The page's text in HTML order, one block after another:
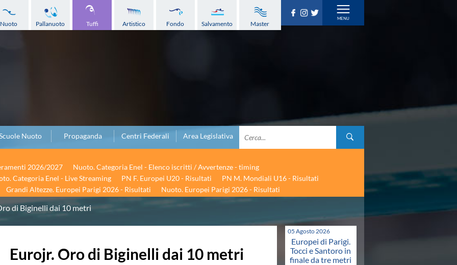
Nuoto Pallanuoto Tuffi Artistico Fondo Salvamento Master
Nuoto Propaganda Centri Federali Area Legislativa
2026/2027
Nuoto. Categoria Enel - Elenco iscritti / Avvertenze - timing
Categoria Enel - Live Streaming PN F. Europei U20 - Risultati
PN M. Mondiali U16 - Risultati
Grandi Altezze. Europei Parigi 2026 - Risultati Nuoto. Europei Parigi 2026 - Risultati
di Biginelli dai 10 metri
Eurojr. Oro di Biginelli dai 10 metri
05 Agosto 2026
Europei di Parigi.
Tocci e Santoro in
finale da tre metri